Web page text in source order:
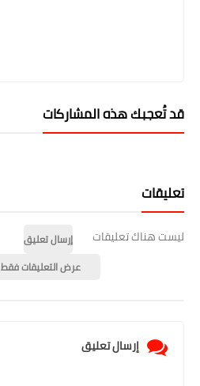
قد تُعجبك هذه المشاركات
تعليقات
ليست هناك تعليقات
إرسال تعليق
عرض التعليقات فقط
إرسال تعليق